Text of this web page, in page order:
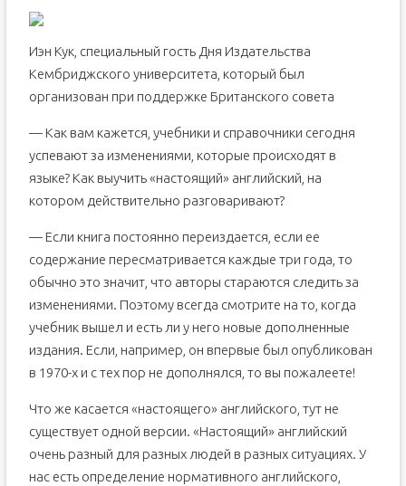
Иэн Кук, специальный гость Дня Издательства
Кембриджского университета, который был
организован при поддержке Британского совета
— Как вам кажется, учебники и справочники сегодня
успевают за изменениями, которые происходят в
языке? Как выучить «настоящий» английский, на
котором действительно разговаривают?
— Если книга постоянно переиздается, если ее
содержание пересматривается каждые три года, то
обычно это значит, что авторы стараются следить за
изменениями. Поэтому всегда смотрите на то, когда
учебник вышел и есть ли у него новые дополненные
издания. Если, например, он впервые был опубликован
в 1970-х и с тех пор не дополнялся, то вы пожалеете!
Что же касается «настоящего» английского, тут не
существует одной версии. «Настоящий» английский
очень разный для разных людей в разных ситуациях. У
нас есть определение нормативного английского,